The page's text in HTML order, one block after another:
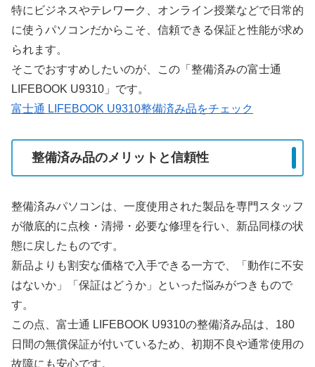
特にビジネスやテレワーク、オンライン授業などで日常的
に使うパソコンだからこそ、信頼できる保証と性能が求め
られます。
そこでおすすめしたいのが、この「整備済みの富士通
LIFEBOOK U9310」です。
富士通 LIFEBOOK U9310整備済み品をチェック
整備済み品のメリットと信頼性
整備済みパソコンは、一度使用された製品を専門スタッフ
が徹底的に点検・清掃・必要な修理を行い、新品同様の状
態に戻したものです。
新品よりも割安な価格で入手できる一方で、「動作に不安
はないか」「保証はどうか」といった悩みがつきもので
す。
この点、富士通 LIFEBOOK U9310の整備済み品は、180
日間の無償保証が付いているため、初期不良や通常使用の
故障にも安心です。